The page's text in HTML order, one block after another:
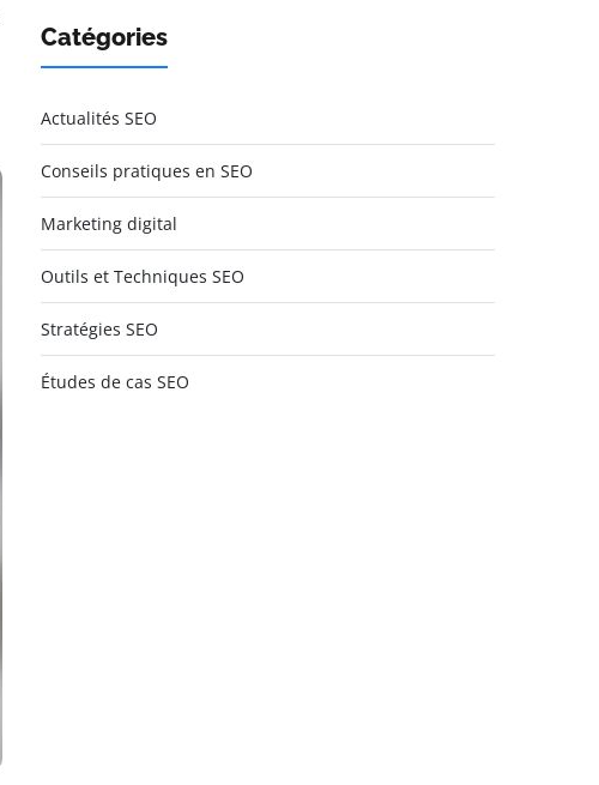
Catégories
Actualités SEO
Conseils pratiques en SEO
Marketing digital
Outils et Techniques SEO
Stratégies SEO
Études de cas SEO